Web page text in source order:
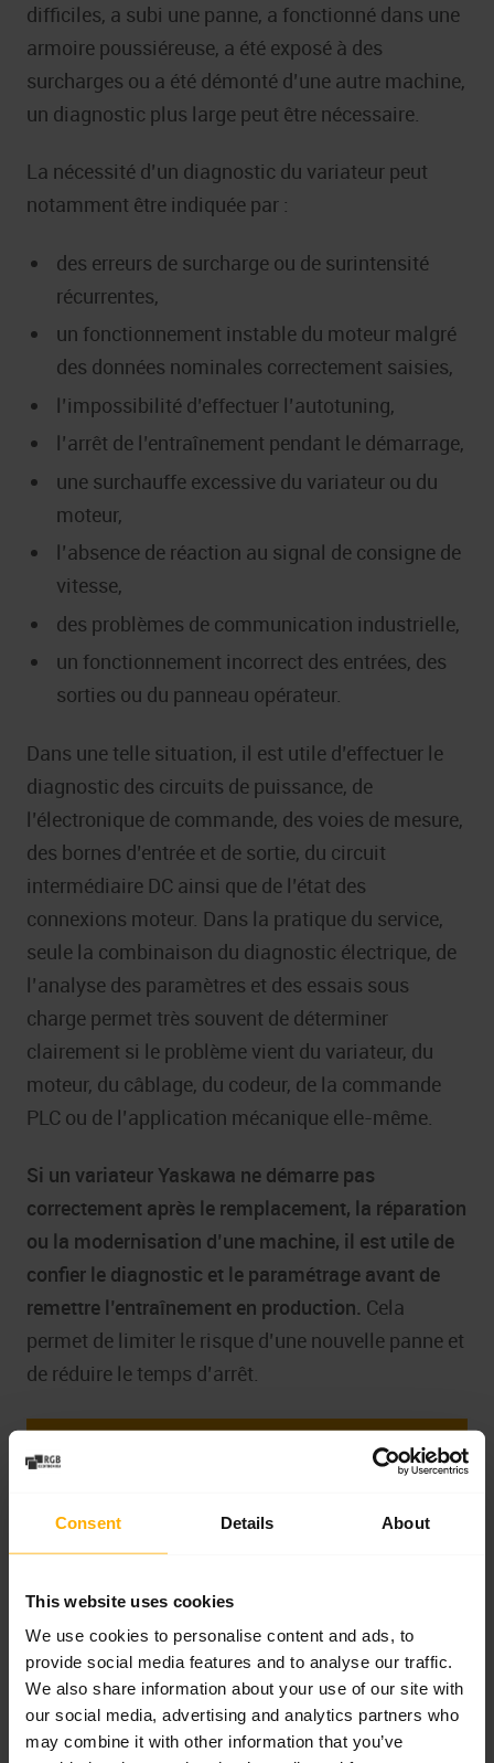
Consent Details About
This website uses cookies
We use cookies to personalise content and ads, to
provide social media features and to analyse our traffic.
We also share information about your use of our site with
our social media, advertising and analytics partners who
may combine it with other information that you’ve
difficiles, a subi une panne, a fonctionné dans une
armoire poussiéreuse, a été exposé à des
surcharges ou a été démonté d’une autre machine,
un diagnostic plus large peut être nécessaire.
La nécessité d’un diagnostic du variateur peut
notamment être indiquée par :
des erreurs de surcharge ou de surintensité
récurrentes,
un fonctionnement instable du moteur malgré
des données nominales correctement saisies,
l’impossibilité d’effectuer l’autotuning,
l’arrêt de l’entraînement pendant le démarrage,
une surchauffe excessive du variateur ou du
moteur,
l’absence de réaction au signal de consigne de
vitesse,
des problèmes de communication industrielle,
un fonctionnement incorrect des entrées, des
sorties ou du panneau opérateur.
Dans une telle situation, il est utile d’effectuer le
diagnostic des circuits de puissance, de
l’électronique de commande, des voies de mesure,
des bornes d’entrée et de sortie, du circuit
intermédiaire DC ainsi que de l’état des
connexions moteur. Dans la pratique du service,
seule la combinaison du diagnostic électrique, de
l’analyse des paramètres et des essais sous
charge permet très souvent de déterminer
clairement si le problème vient du variateur, du
moteur, du câblage, du codeur, de la commande
PLC ou de l’application mécanique elle-même.
Si un variateur Yaskawa ne démarre pas
correctement après le remplacement, la réparation
ou la modernisation d’une machine, il est utile de
confier le diagnostic et le paramétrage avant de
remettre l’entraînement en production. Cela
permet de limiter le risque d’une nouvelle panne et
de réduire le temps d’arrêt.
Le variateur Yaskawa signale des erreurs,
de manière instable ? Contactez RGB
l’entraînement, la réparation, la
régénération ou la restauration des
paramètres.
Hotline service :+48 717 500 983
E-mail :
biuro@rgbelektronika.pl